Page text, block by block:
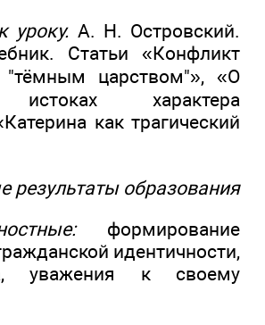
уроку. А. Н. Островский.
Статьи «Конфликт
царством"», «О
истоках характера
как трагический
результаты образования
формирование
идентичности,
уважения к своему